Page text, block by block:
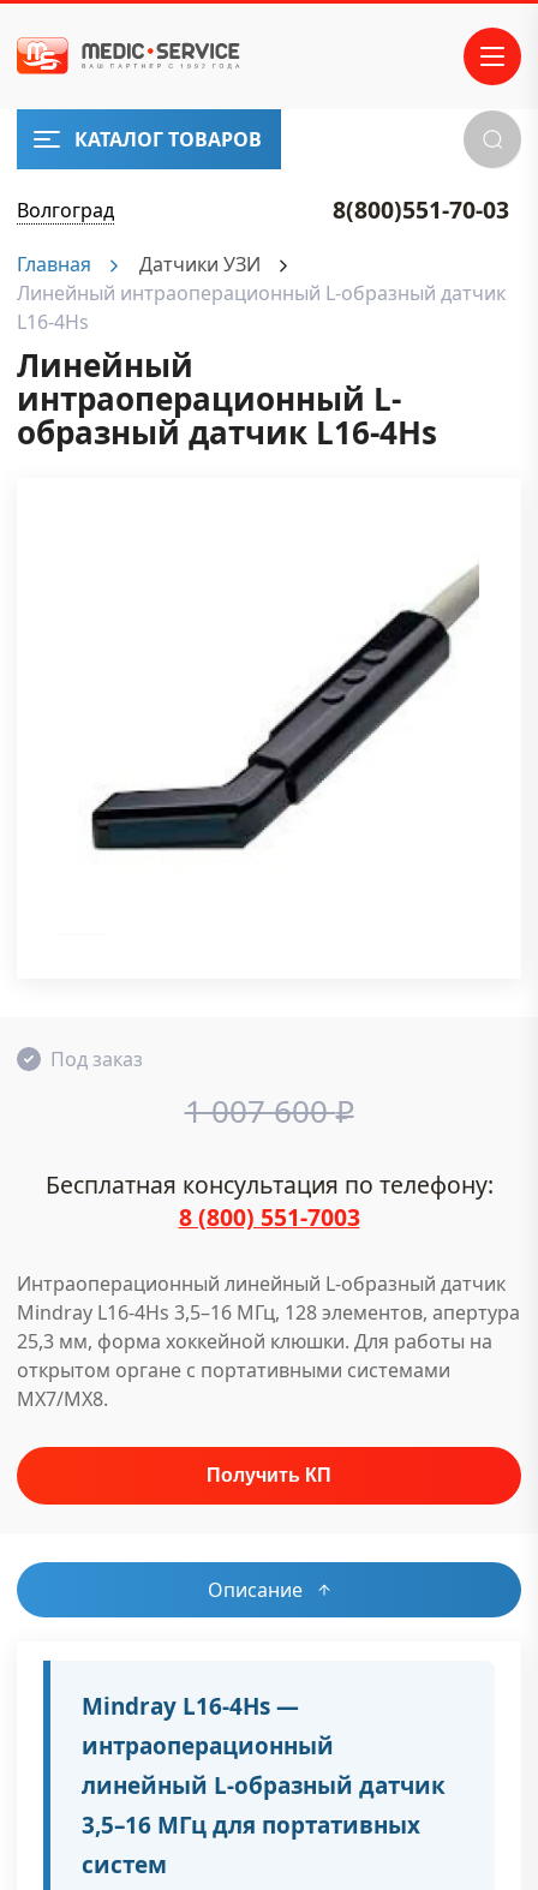
КАТАЛОГ ТОВАРОВ
Волгоград 8(800)551-70-03
Главная
Датчики УЗИ
Линейный интраоперационный L-образный датчик
L16-4Hs
Линейный
интраоперационный L-
образный датчик L16-4Hs
Под заказ
1 007 600₽
Бесплатная консультация по телефону:
8 (800) 551-7003
Интраоперационный линейный L-образный датчик
Mindray L16-4Hs 3,5–16 МГц, 128 элементов, апертура
25,3 мм, форма хоккейной клюшки. Для работы на
открытом органе с портативными системами
MX7/MX8.
Описание
Mindray L16-4Hs —
интраоперационный
линейный L-образный датчик
3,5–16 МГц для портативных
систем